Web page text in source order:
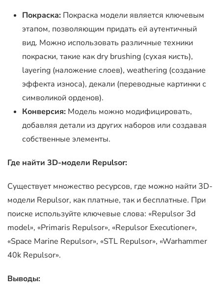
Покраска: Покраска модели является ключевым
этапом, позволяющим придать ей аутентичный
вид. Можно использовать различные техники
покраски, такие как dry brushing (сухая кисть),
layering (наложение слоев), weathering (создание
эффекта износа), декали (переводные картинки с
символикой орденов).
Конверсия: Модель можно модифицировать,
добавляя детали из других наборов или создавая
собственные элементы.
Где найти 3D-модели Repulsor:
Существует множество ресурсов, где можно найти 3D-
модели Repulsor, как платные, так и бесплатные. При
поиске используйте ключевые слова: «Repulsor 3d
model», «Primaris Repulsor», «Repulsor Executioner»,
«Space Marine Repulsor», «STL Repulsor», «Warhammer
40k Repulsor».
Выводы: